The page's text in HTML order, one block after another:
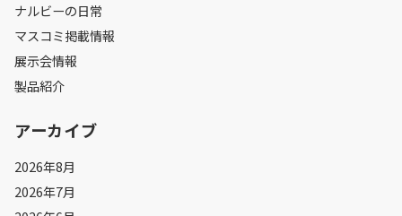
ナルビーの日常
マスコミ掲載情報
展示会情報
製品紹介
アーカイブ
2026年8月
2026年7月